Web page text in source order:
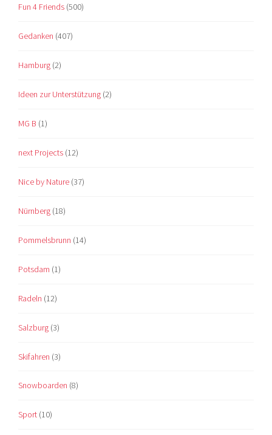
Fun 4 Friends (500)
Gedanken (407)
Hamburg (2)
Ideen zur Unterstützung (2)
MG B (1)
next Projects (12)
Nice by Nature (37)
Nürnberg (18)
Pommelsbrunn (14)
Potsdam (1)
Radeln (12)
Salzburg (3)
Skifahren (3)
Snowboarden (8)
Sport (10)